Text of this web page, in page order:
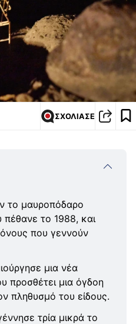
ΣΧΟΛΙΑΣΕ
το μαυροπόδαρο
πέθανε το 1988, και
που γεννούν
μια νέα
προσθέτει μια όγδοη
πληθυσμό του είδους.
τρία μικρά το